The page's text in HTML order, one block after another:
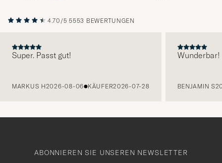
4.70/5 5553 BEWERTUNGEN
Super. Passt gut!
MARKUS H2026-08-06 KÄUFER2026-07-28
Wunderbar!
BENJAMIN S
ABONNIEREN SIE UNSEREN NEWSLETTER